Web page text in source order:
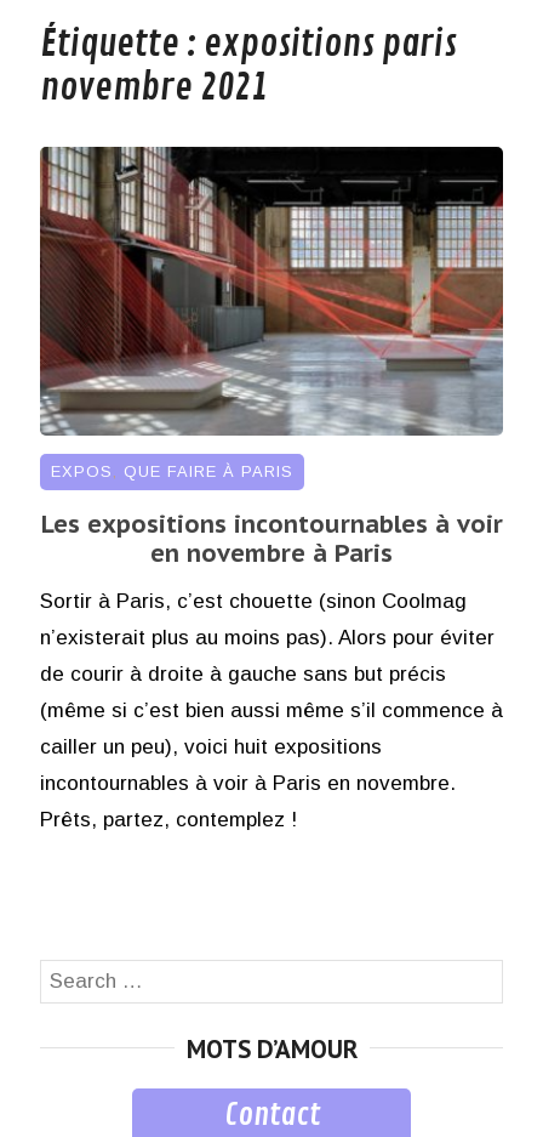
Étiquette : expositions paris
novembre 2021
EXPOS QUE FAIRE À PARIS
Les expositions incontournables à voir
en novembre à Paris
Sortir à Paris, c’est chouette (sinon Coolmag
n’existerait plus au moins pas). Alors pour éviter
de courir à droite à gauche sans but précis
(même si c’est bien aussi même s’il commence à
cailler un peu), voici huit expositions
incontournables à voir à Paris en novembre.
Prêts, partez, contemplez !
Search
MOTS D’AMOUR
Contact